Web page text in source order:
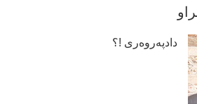
دادپەروەری !؟